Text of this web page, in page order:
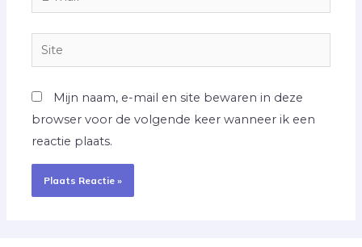
mail*
Site
Mijn naam, e-mail en site bewaren in deze
browser voor de volgende keer wanneer ik een
reactie plaats.